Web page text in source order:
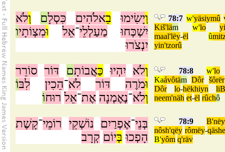
וְיָשִׂימוּ בֵאלֹהִים כִּסְלָם וְלֹא
יִשְׁכְּחוּ
מַעַלְלֵי־אֵל וּמִצְוֹתָיו
יִנְצֹרוּ
78:7 w'yäsiymû
Kiš'läm w'lo
maal'lëy-ël û
yin'tzorû
וְלֹא יִהְיוּ כַּאֲבוֹתָם דּוֹר סוֹרֵר
וּמֹרֶה דּוֹר לֹא־הֵכִין לִבּוֹ
וְלֹא־נֶאֶמְנָה אֶת־אֵל רוּחוֹ
78:8 w'lo
Kaávôtäm Dôr šôrër
Dôr
lo-hëkhiyn
liB
neem'näh et-ël rûchô
בְּנֵי־אֶפְרַיִם נוֹשְׁקֵי רוֹמֵי־קָשֶׁת
הָפְכוּ בְּיוֹם קְרָב
78:9
B'nëy
nôsh'qëy rômëy-
B'yôm q'räv